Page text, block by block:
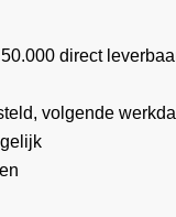
direct
volgende